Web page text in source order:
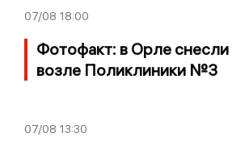
07/08 18:00
Фотофакт: в Орле снесли
возле Поликлиники №3
07/08 13:30